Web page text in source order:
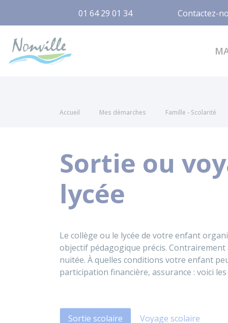
01 64 29 01 34 Contactez-
Accueil Mes démarches Famille - Scolarité
Sortie ou
lycée
Le collège ou le lycée de votre enfant
objectif pédagogique précis.
nuitée. À quelles conditions votre enfant
participation financière, assurance : voici
Sortie scolaire Voyage scolaire